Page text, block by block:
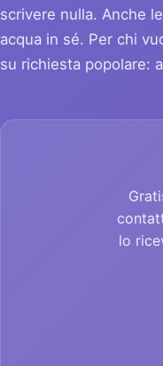
scrivere nulla. Anche
acqua in sé. Per chi
su richiesta popolare:
lo